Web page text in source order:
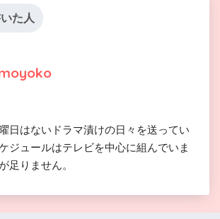
た人
日はないドラマ漬けの日々を送ってい
ジュールはテレビを中心に組んでいま
足りません。